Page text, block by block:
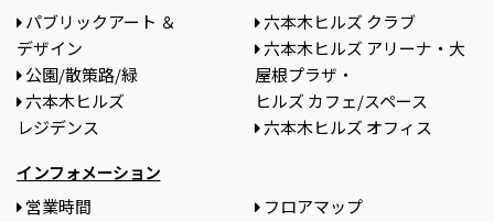
パブリックアート ＆
デザイン
公園/散策路/緑
六本木ヒルズ
レジデンス
六本木ヒルズ クラブ
六本木ヒルズ アリーナ・大
屋根プラザ・
ヒルズ カフェ/スペース
六本木ヒルズ オフィス
インフォメーション
営業時間
フロアマップ